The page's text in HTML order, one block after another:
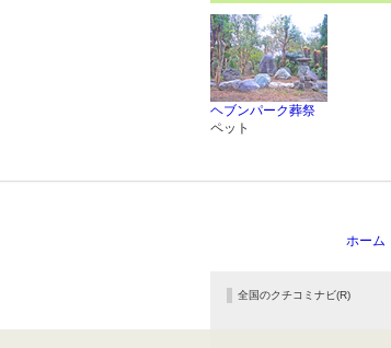
ヘブンパーク葬祭
ペット
ホーム
全国のクチコミナビ(R)